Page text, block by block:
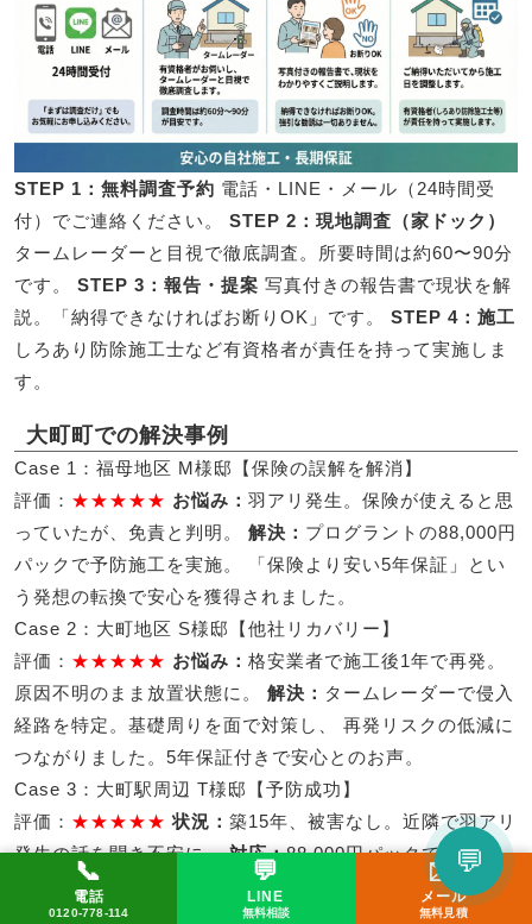
STEP 1：無料調査予約 電話・LINE・メール（24時間受
付）でご連絡ください。 STEP 2：現地調査（家ドック）
タームレーダーと目視で徹底調査。所要時間は約60〜90分
です。 STEP 3：報告・提案 写真付きの報告書で現状を解
説。「納得できなければお断りOK」です。 STEP 4：施工
しろあり防除施工士など有資格者が責任を持って実施しま
す。
大町町での解決事例
Case 1：福母地区 M様邸【保険の誤解を解消】
評価： ★★★★★ お悩み： 羽アリ発生。保険が使えると思
っていたが、免責と判明。 解決： プログラントの88,000円
パックで予防施工を実施。 「保険より安い5年保証」とい
う発想の転換で安心を獲得されました。
Case 2：大町地区 S様邸【他社リカバリー】
評価： ★★★★★ お悩み： 格安業者で施工後1年で再発。
原因不明のまま放置状態に。 解決： タームレーダーで侵入
経路を特定。基礎周りを面で対策し、 再発リスクの低減に
つながりました。5年保証付きで安心とのお声。
Case 3：大町駅周辺 T様邸【予防成功】
評価： ★★★★★ 状況： 築15年、被害なし。近隣で羽アリ
発生の話を聞き不安に。対応：88,000円パックで予防施
工。「被害が出る前に行動できてよかった」 とお喜びいた
だきました。次回点検は5年後に設定。
LINEで相談してみる
📞 0120-778-114 ✉️ メール 💬 LINE
📞
電話
0120-778-114
💬
LINE
無料相談
✉️
メール
無料見積
💬